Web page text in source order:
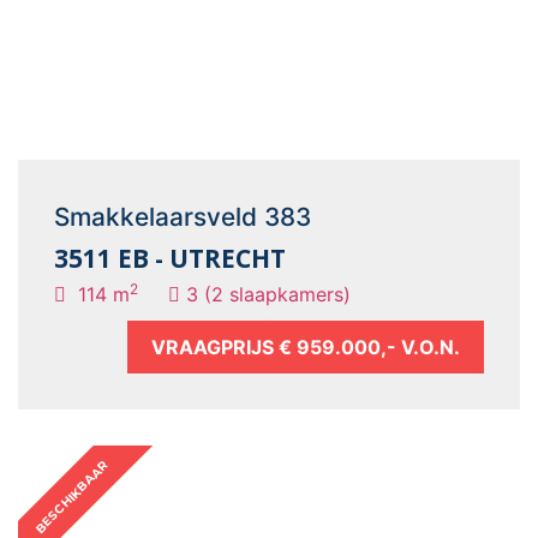
Smakkelaarsveld 383
3511 EB - UTRECHT
114 m2 3 (2 slaapkamers)
VRAAGPRIJS € 959.000,- V.O.N.
BESCHIKBAAR